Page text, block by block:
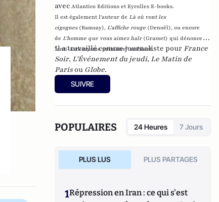
avecAtlantico Editions et Eyrolles E-books.
Il est également l'auteur deLà où vont les
cigognes (Ramsay),L'affiche rouge (Denoël), ou encore
deL'homme que vous aimez haïr (Grasset) qui dénonce l'
"anti-sarkozysme primaire" ambiant.
Il a travaillé comme journaliste pour France
Soir, L'Événement du jeudi, Le Matin de
Parisou Globe.
SUIVRE
POPULAIRES 24 Heures 7 Jours
PLUS LUS PLUS PARTAGES
1Répression en Iran : ce qui s'est